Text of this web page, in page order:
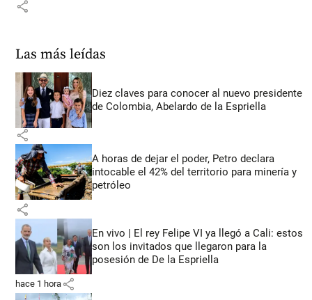
share
Las más leídas
Diez claves para conocer al nuevo presidente
de Colombia, Abelardo de la Espriella
share
A horas de dejar el poder, Petro declara
intocable el 42% del territorio para minería y
petróleo
share
En vivo | El rey Felipe VI ya llegó a Cali: estos
son los invitados que llegaron para la
posesión de De la Espriella
hace 1 hora share